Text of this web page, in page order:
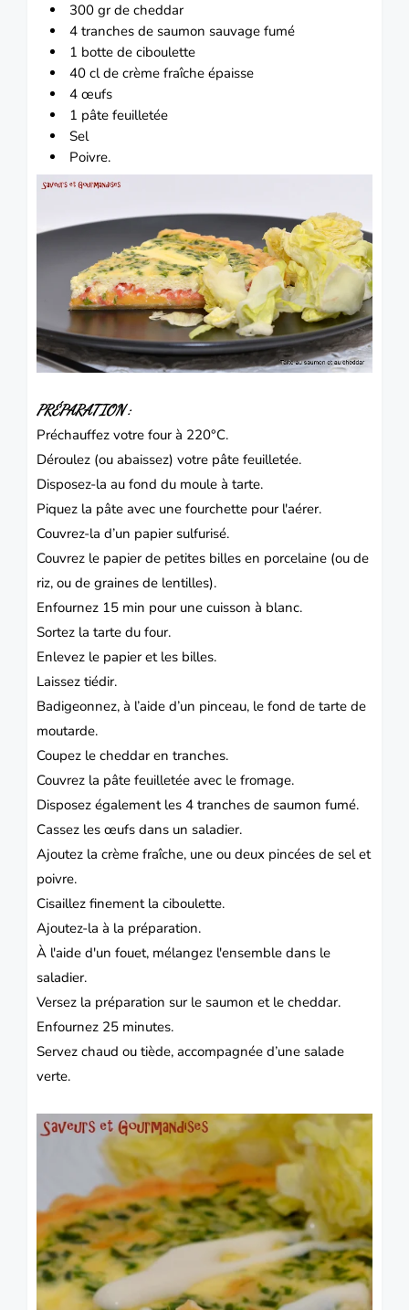
300 gr de cheddar
4 tranches de saumon sauvage fumé
1 botte de ciboulette
40 cl de crème fraîche épaisse
4 œufs
1 pâte feuilletée
Sel
Poivre.
PRÉPARATION :
Préchauffez votre four à 220°C.
Déroulez (ou abaissez) votre pâte feuilletée.
Disposez-la au fond du moule à tarte.
Piquez la pâte avec une fourchette pour l'aérer.
Couvrez-la d’un papier sulfurisé.
Couvrez le papier de petites billes en porcelaine (ou de
riz, ou de graines de lentilles).
Enfournez 15 min pour une cuisson à blanc.
Sortez la tarte du four.
Enlevez le papier et les billes.
Laissez tiédir.
Badigeonnez, à l’aide d’un pinceau, le fond de tarte de
moutarde.
Coupez le cheddar en tranches.
Couvrez la pâte feuilletée avec le fromage.
Disposez également les 4 tranches de saumon fumé.
Cassez les œufs dans un saladier.
Ajoutez la crème fraîche, une ou deux pincées de sel et
poivre.
Cisaillez finement la ciboulette.
Ajoutez-la à la préparation.
À l'aide d'un fouet, mélangez l'ensemble dans le
saladier.
Versez la préparation sur le saumon et le cheddar.
Enfournez 25 minutes.
Servez chaud ou tiède, accompagnée d’une salade
verte.